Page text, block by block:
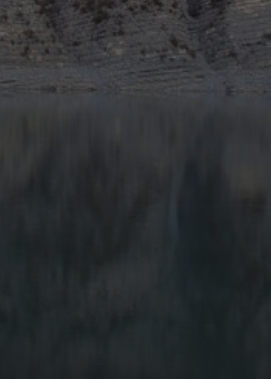
16 JUIN 2025
GOLFE-JUAN : UN VOYAGE
DANS LE TEMPS MOTORISÉ
AVEC LE RASSEMBLEMENT
DE VOITURES ET MOTOS
ANCIENNES 2025